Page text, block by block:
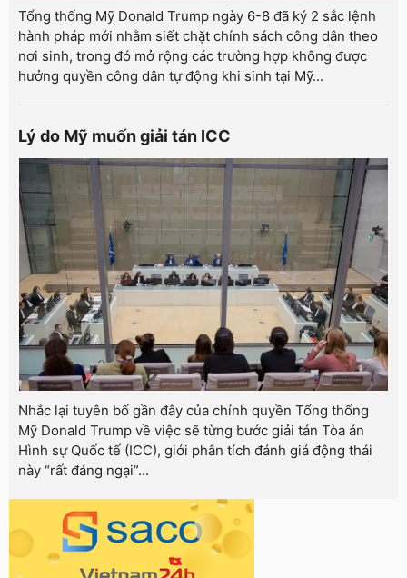
Tổng thống Mỹ Donald Trump ngày 6-8 đã ký 2 sắc lệnh
hành pháp mới nhằm siết chặt chính sách công dân theo
nơi sinh, trong đó mở rộng các trường hợp không được
hưởng quyền công dân tự động khi sinh tại Mỹ...
Lý do Mỹ muốn giải tán ICC
Nhắc lại tuyên bố gần đây của chính quyền Tổng thống
Mỹ Donald Trump về việc sẽ từng bước giải tán Tòa án
Hình sự Quốc tế (ICC), giới phân tích đánh giá động thái
này “rất đáng ngại”...